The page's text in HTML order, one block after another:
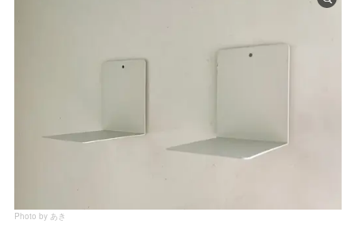
Photo by あき